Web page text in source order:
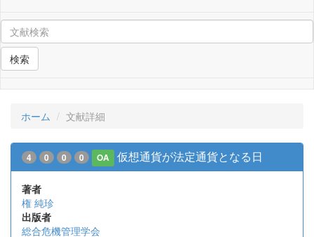
検索
ホーム 文献詳細
4 0 0 0 OA 仮想通貨が法定通貨となる日
著者
権 純珍
出版者
総合危機管理学会